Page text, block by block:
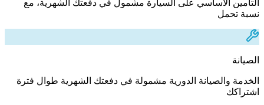
التأمين الأساسي على السيارة مشمول في دفعتك الشهرية، مع
نسبة تحمل
الصيانة
الخدمة والصيانة الدورية مشمولة في دفعتك الشهرية طوال فترة
اشتراكك